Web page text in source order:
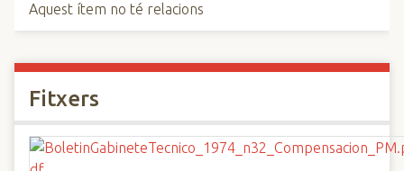
Aquest ítem no té relacions
Fitxers